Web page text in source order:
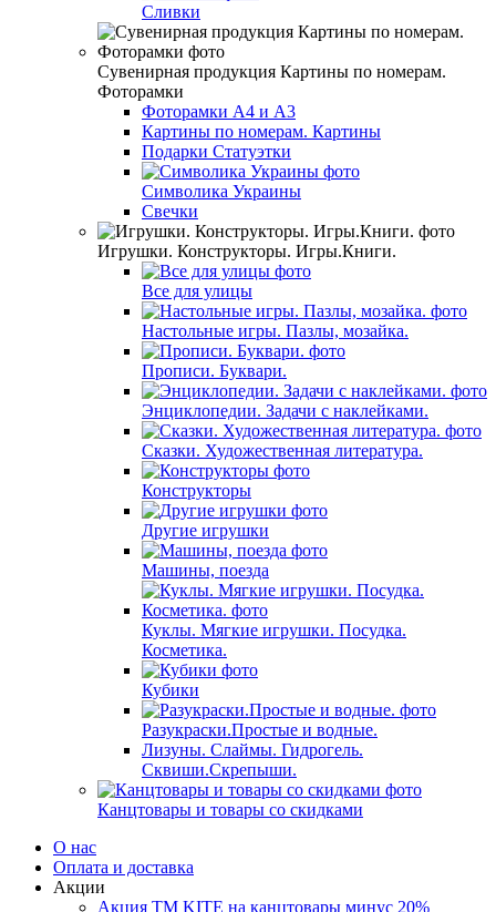
Сливки
Сувенирная продукция Картины по номерам.
Фоторамки
Фоторамки А4 и А3
Картины по номерам. Картины
Подарки Статуэтки
Символика Украины
Свечки
Игрушки. Конструкторы. Игры.Книги.
Все для улицы
Настольные игры. Пазлы, мозайка.
Прописи. Буквари.
Энциклопедии. Задачи с наклейками.
Сказки. Художественная литература.
Конструкторы
Другие игрушки
Машины, поезда
Куклы. Мягкие игрушки. Посудка.
Косметика.
Кубики
Разукраски.Простые и водные.
Лизуны. Слаймы. Гидрогель.
Сквиши.Скрепыши.
Канцтовары и товары со скидками
О нас
Оплата и доставка
Акции
Акция ТМ KITE на канцтовары минус 20%